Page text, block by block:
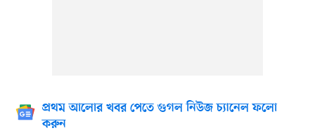
প্রথম আলোর খবর পেতে গুগল নিউজ চ্যানেল ফলো
করুন